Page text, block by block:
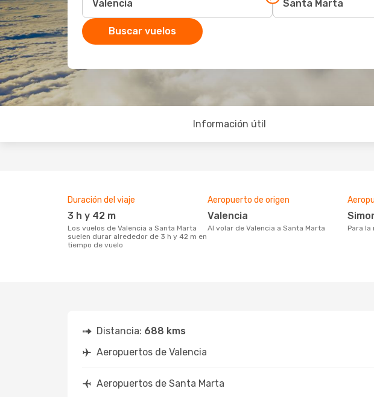
Buscar vuelos
Información útil
Duración del viaje
3 h y 42 m
Los vuelos de Valencia a Santa Marta
suelen durar alrededor de 3 h y 42 m en
tiempo de vuelo
Aeropuerto de origen
Valencia
Al volar de Valencia a Santa Marta Para
Distancia: 688 kms
Aeropuertos de Valencia
Aeropuertos de Santa Marta